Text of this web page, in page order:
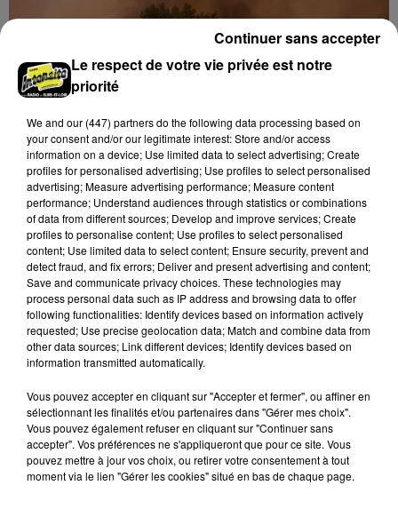
hausse des incivilités, la mairie de Gommerville
Loir-et-Cher : un pyromane interpellé grâce
au sang-froid des...
Samedi 25 juillet, plus d'une dizaine de feux de
champs et de sous-bois ont été déclenchés dans le
secteur de Fontaine-les-Côteaux, Montoire et Lunay.
Grâce...
A LA UNE Voir plus
Le respect de votre vie privée est notre
priorité
We and our (447) partnersdo the following data processing based on
your consent and/or our legitimate interest: Store and/or access
information on a device; Use limited data to select advertising; Create
profiles for personalised advertising; Use profiles to select personalised
advertising; Measure advertising performance; Measure content
performance; Understand audiences through statistics or combinations
of data from different sources; Develop and improve services; Create
profiles to personalise content; Use profiles to select personalised
content; Use limited data to select content; Ensure security, prevent and
detect fraud, and fix errors; Deliver and present advertising and content;
Save and communicate privacy choices. These technologies may
process personal data such as IP address and browsing data to offer
following functionalities: Identify devices based on information actively
requested; Use precise geolocation data; Match and combine data from
other data sources; Link different devices; Identify devices based on
information transmitted automatically.
Vous pouvez accepter en cliquant sur "Accepter et fermer", ou affiner en
sélectionnant les finalités et/ou partenaires dans "Gérer mes choix".
Vous pouvez également refuser en cliquant sur "Continuer sans
accepter". Vos préférences ne s'appliqueront que pour ce site. Vous
pouvez mettre à jour vos choix, ou retirer votre consentement à tout
moment via le lien "Gérer les cookies" situé en bas de chaque page.
Continuer sans accepter